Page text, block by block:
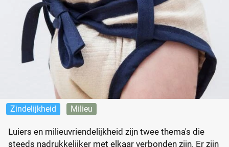
Zindelijkheid Milieu
Luiers en milieuvriendelijkheid zijn twee thema's die
steeds nadrukkelijker met elkaar verbonden zijn. Er zijn